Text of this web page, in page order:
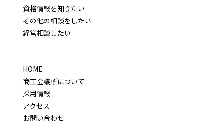
資格情報を知りたい
その他の相談をしたい
経営相談したい
HOME
商工会議所について
採用情報
アクセス
お問い合わせ